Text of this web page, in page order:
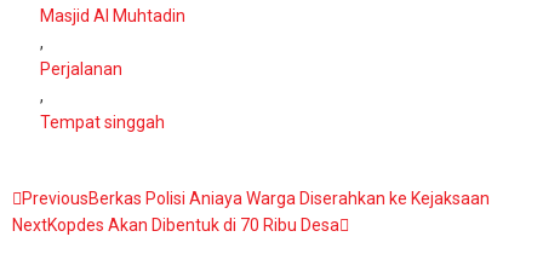
Masjid Al Muhtadin
,
Perjalanan
,
Tempat singgah
PreviousBerkas Polisi Aniaya Warga Diserahkan ke Kejaksaan
NextKopdes Akan Dibentuk di 70 Ribu Desa